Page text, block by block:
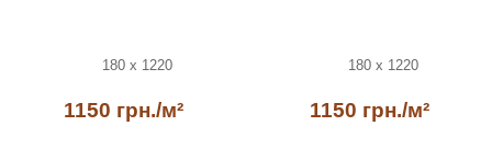
180 x 1220
1150 грн./м²
180 x 1220
1150 грн./м²